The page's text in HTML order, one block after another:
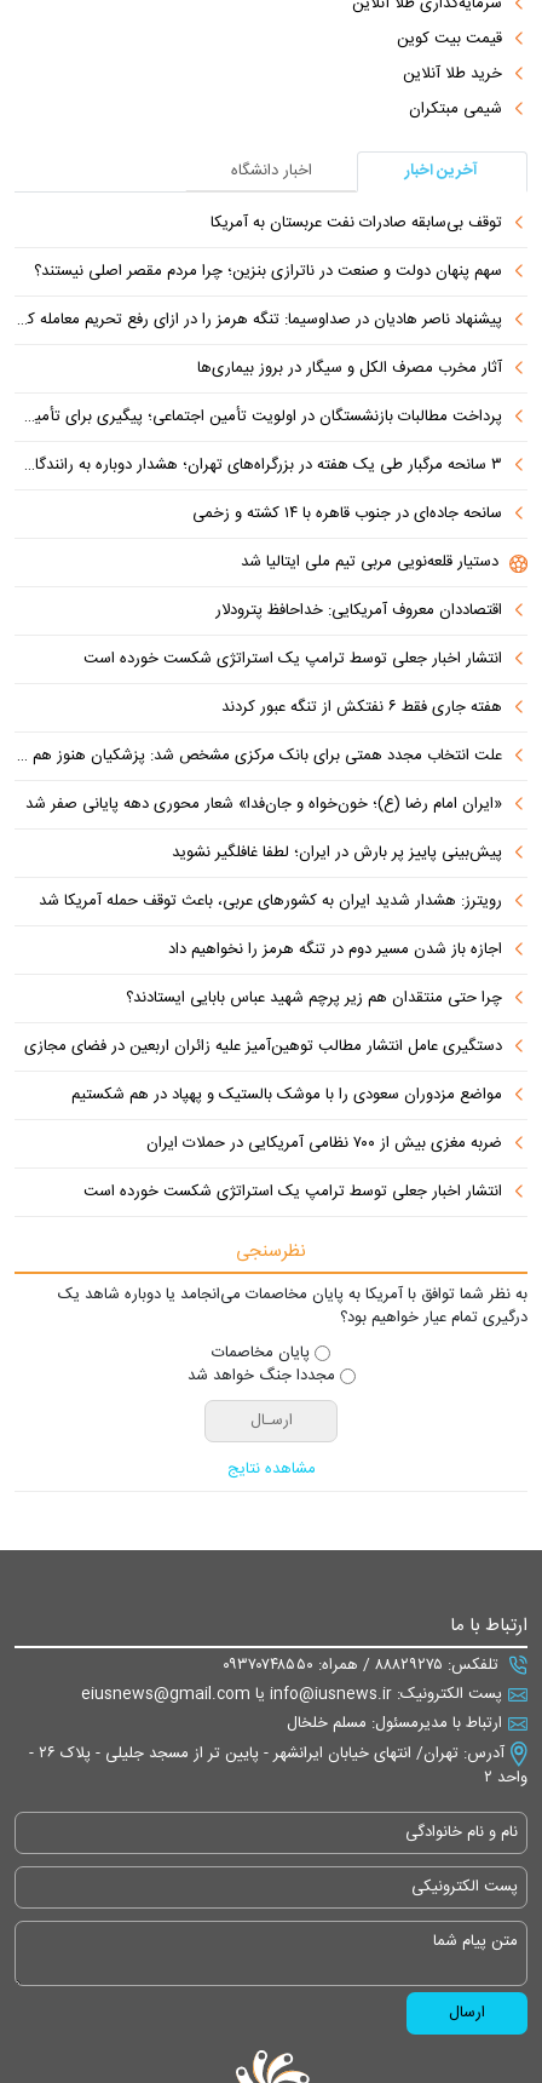
قیمت بیت کوین
خرید طلا آنلاین
شیمی مبتکران
آخرین اخبار
اخبار دانشگاه
توقف بی‌سابقه صادرات نفت عربستان به آمریکا
سهم پنهان دولت و صنعت در ناترازی بنزین؛ چرا مردم مقصر اصلی نیستند؟
پیشنهاد ناصر هادیان در صداوسیما: تنگه هرمز را در ازای رفع تحریم معامله کنیم
آثار مخرب مصرف الکل و سیگار در بروز بیماری‌ها
پرداخت مطالبات بازنشستگان در اولویت تأمین اجتماعی؛ پیگیری برای تأمین منابع ادامه دارد
۳ سانحه مرگبار طی یک هفته در بزرگراه‌های تهران؛ هشدار دوباره به رانندگان و عابران
سانحه جاده‌ای در جنوب قاهره با ۱۴ کشته و زخمی
دستیار قلعه‌نویی مربی تیم ملی ایتالیا شد
اقتصاددان معروف آمریکایی: خداحافظ پترودلار
انتشار اخبار جعلی توسط ترامپ یک استراتژی شکست خورده است
هفته جاری فقط ۶ نفتکش از تنگه عبور کردند
علت انتخاب مجدد همتی برای بانک مرکزی مشخص شد: پزشکیان هنوز هم متوجه نشده است چرا همتی استیضاح شد!
«ایران امام رضا (ع)؛ خون‌خواه و جان‌فدا» شعار محوری دهه پایانی صفر شد
پیش‌بینی پاییز پر بارش در ایران؛ لطفا غافلگیر نشوید
رویترز: هشدار شدید ایران به کشورهای عربی، باعث توقف حمله آمریکا شد
اجازه باز شدن مسیر دوم در تنگه هرمز را نخواهیم داد
چرا حتی منتقدان هم زیر پرچم شهید عباس بابایی ایستادند؟
دستگیری عامل انتشار مطالب توهین‌آمیز علیه زائران اربعین در فضای مجازی
مواضع مزدوران سعودی را با موشک بالستیک و پهپاد در هم شکستیم
ضربه مغزی بیش از ۷۰۰ نظامی آمریکایی در حملات ایران
انتشار اخبار جعلی توسط ترامپ یک استراتژی شکست خورده است
نظرسنجی
به نظر شما توافق با آمریکا به پایان مخاصمات می‌انجامد یا دوباره شاهد یک
درگیری تمام عیار خواهیم بود؟
پایان مخاصمات
مجددا جنگ خواهد شد
مشاهده نتایج
ارتباط با ما
تلفکس: ۸۸۸۲۹۲۷۵ / همراه: ۰۹۳۷۰۷۴۸۵۵۰
پست الکترونیک: info@iusnews.ir یا eiusnews@gmail.com
ارتباط با مدیرمسئول: مسلم خلخال
آدرس: تهران/ انتهای خیابان ایرانشهر - پایین تر از مسجد جلیلی - پلاک ۲۶ -
واحد ۲